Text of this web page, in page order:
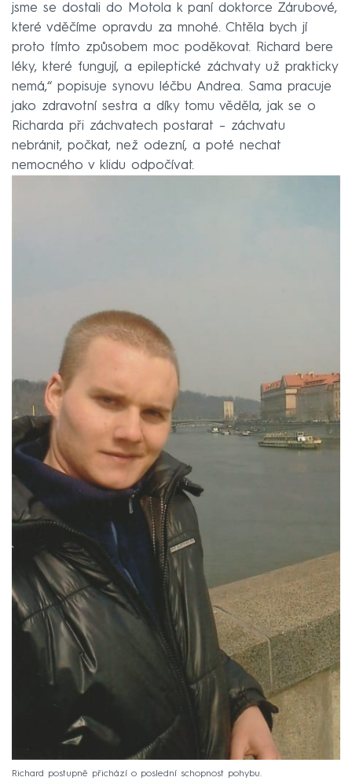
jsme se dostali do Motola k paní doktorce Zárubové,
které vděčíme opravdu za mnohé. Chtěla bych jí
proto tímto způsobem moc poděkovat. Richard bere
léky, které fungují, a epileptické záchvaty už prakticky
nemá,“ popisuje synovu léčbu Andrea. Sama pracuje
jako zdravotní sestra a díky tomu věděla, jak se o
Richarda při záchvatech postarat – záchvatu
nebránit, počkat, než odezní, a poté nechat
nemocného v klidu odpočívat.
Richard postupně přichází o poslední schopnost pohybu.